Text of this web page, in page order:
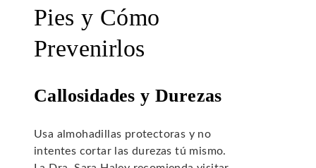
Pies y Cómo
Prevenirlos
Callosidades y Durezas
Usa almohadillas protectoras y no
intentes cortar las durezas tú mismo.